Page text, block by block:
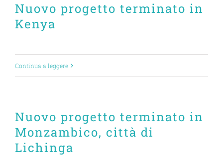
Nuovo progetto terminato in
Kenya
Continua a leggere
Nuovo progetto terminato in
Monzambico, città di
Lichinga